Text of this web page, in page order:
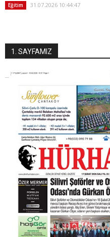
Eğitim 31.07.2026 10:44:47
1. SAYFAMIZ